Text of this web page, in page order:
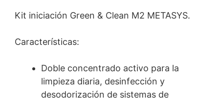
Kit iniciación Green & Clean M2 METASYS.
Características:
Doble concentrado activo para la
limpieza diaria, desinfección y
desodorización de sistemas de